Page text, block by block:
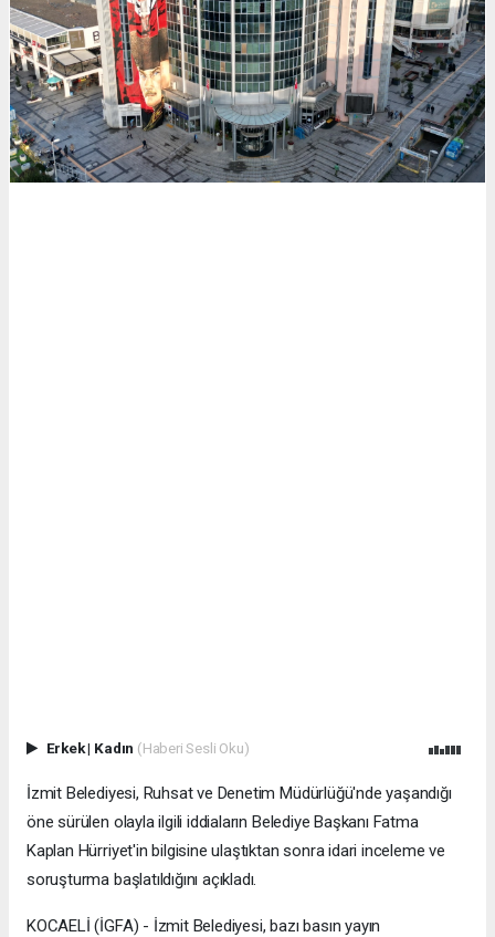
Erkek| Kadın (Haberi Sesli Oku)
İzmit Belediyesi, Ruhsat ve Denetim Müdürlüğü'nde yaşandığı
öne sürülen olayla ilgili iddiaların Belediye Başkanı Fatma
Kaplan Hürriyet'in bilgisine ulaştıktan sonra idari inceleme ve
soruşturma başlatıldığını açıkladı.
KOCAELİ (İGFA) - İzmit Belediyesi, bazı basın yayın